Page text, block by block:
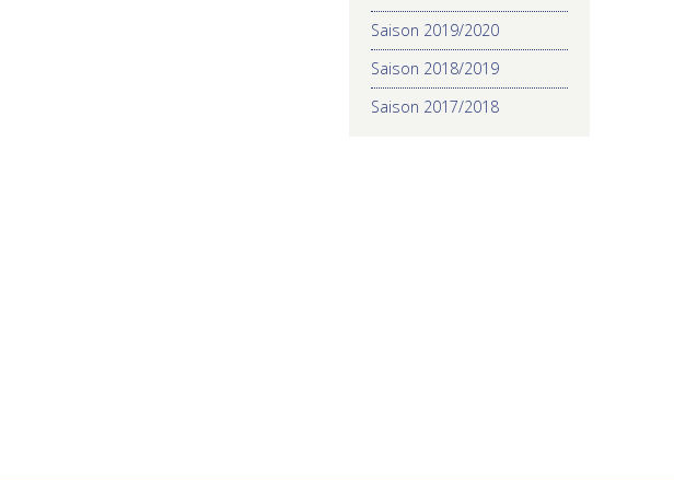
Saison 2019/2020
Saison 2018/2019
Saison 2017/2018